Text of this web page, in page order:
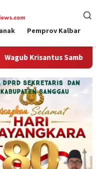
Pemprov Kalbar
Kembali